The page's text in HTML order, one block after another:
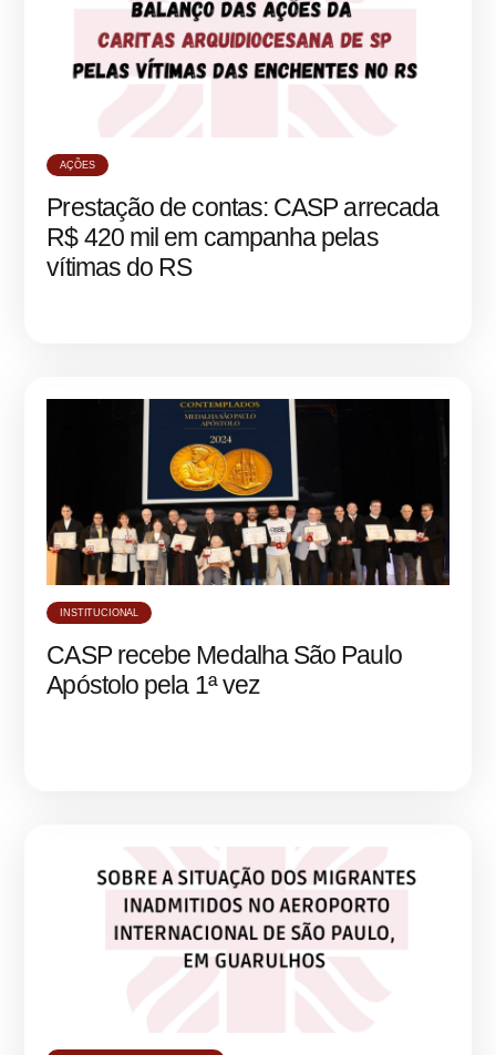
AÇÕES
Prestação de contas: CASP arrecada
R$ 420 mil em campanha pelas
vítimas do RS
INSTITUCIONAL
CASP recebe Medalha São Paulo
Apóstolo pela 1ª vez